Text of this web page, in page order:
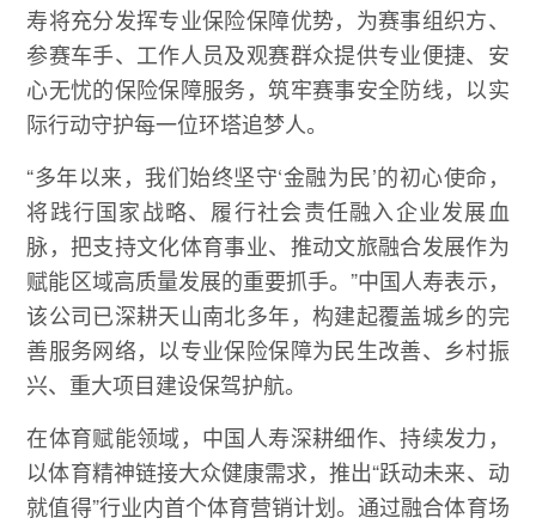
寿将充分发挥专业保险保障优势，为赛事组织方、
参赛车手、工作人员及观赛群众提供专业便捷、安
心无忧的保险保障服务，筑牢赛事安全防线，以实
际行动守护每一位环塔追梦人。
“多年以来，我们始终坚守‘金融为民’的初心使命，
将践行国家战略、履行社会责任融入企业发展血
脉，把支持文化体育事业、推动文旅融合发展作为
赋能区域高质量发展的重要抓手。”中国人寿表示，
该公司已深耕天山南北多年，构建起覆盖城乡的完
善服务网络，以专业保险保障为民生改善、乡村振
兴、重大项目建设保驾护航。
在体育赋能领域，中国人寿深耕细作、持续发力，
以体育精神链接大众健康需求，推出“跃动未来、动
就值得”行业内首个体育营销计划。通过融合体育场